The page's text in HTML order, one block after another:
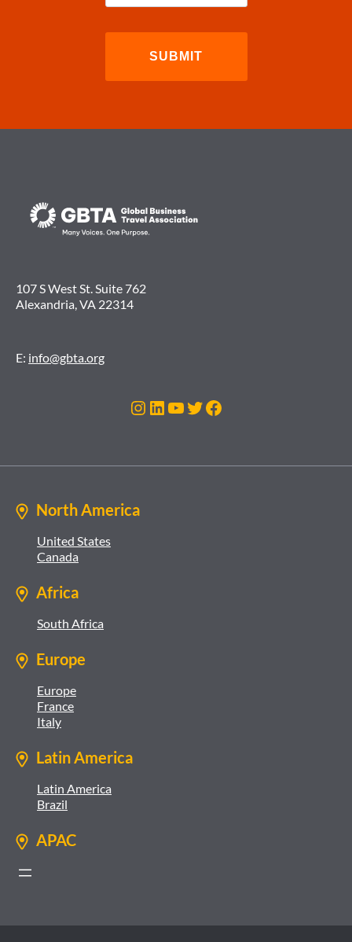
107 S West St. Suite 762
Alexandria, VA 22314
E: info@gbta.org
Instagram
LinkedIn
YouTube
Twitter
Facebook
North America
United States
Canada
Africa
South Africa
Europe
Europe
France
Italy
Latin America
Latin America
Brazil
APAC